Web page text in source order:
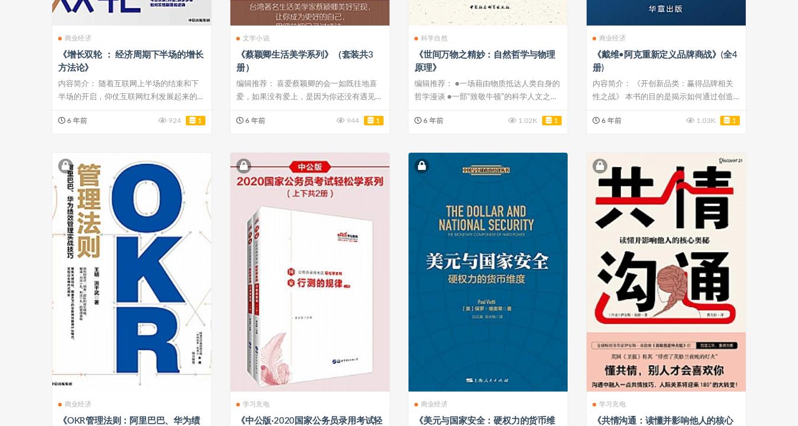
商业经济
《增长双轮 ： 经济周期下半场的增长
方法论》
内容简介： 随着互联网上半场的结束和下
半场的开启，仰仗互联网红利发展起来的先
6 年前 924 1
文学小说
《蔡颖卿生活美学系列》（套装共3
册）
编辑推荐： 喜爱蔡颖卿的会一如既往地喜
爱，如果没有爱上，是因为你还没有遇见。
6 年前 944 1
科学自然
《世间万物之精妙：自然哲学与物理
原理》
编辑推荐： ●一场藉由物质抵达人类自身的
哲学漫谈 ●一部“致敬牛顿”的科学人文之书
6 年前 1.02K 1
商业经济
《戴维•阿克重新定义品牌商战》(全4
册)
内容简介： 《开创新品类：赢得品牌相关
性之战》 本书的目的是揭示如何通过创造
6 年前 1.03K 1
商业经济
《OKR管理法则：阿里巴巴、华为绩
学习充电
《中公版·2020国家公务员录用考试轻
商业经济
《美元与国家安全：硬权力的货币维
学习充电
《共情沟通：读懂并影响他人的核心